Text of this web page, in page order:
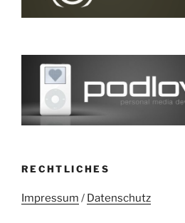
RECHTLICHES
Impressum / Datenschutz